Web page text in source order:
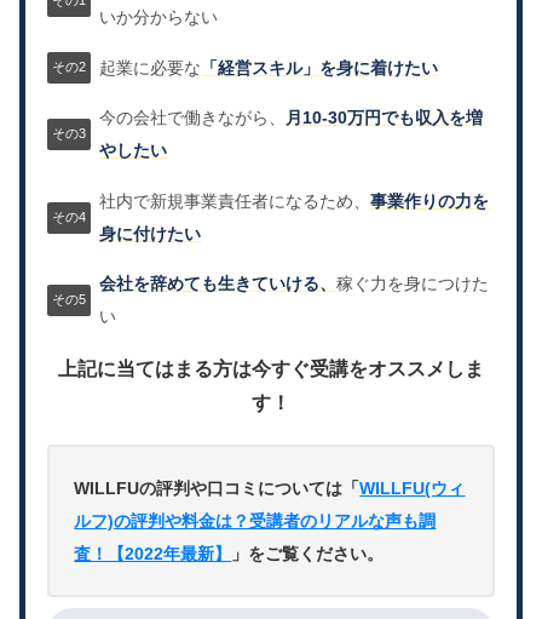
いか分からない
起業に必要な 「経営スキル」を身に着けたい
今の会社で働きながら、
月10-30万円でも収入を増
やしたい
社内で新規事業責任者になるため、事業作りの力を
身に付けたい
会社を辞めても生きていける、稼ぐ力を身につけた
い
上記に当てはまる方は今すぐ受講をオススメしま
す！
WILLFUの評判や口コミについては「WILLFU(ウィ
ルフ)の評判や料金は？受講者のリアルな声も調
査！【2022年最新】
」をご覧ください。